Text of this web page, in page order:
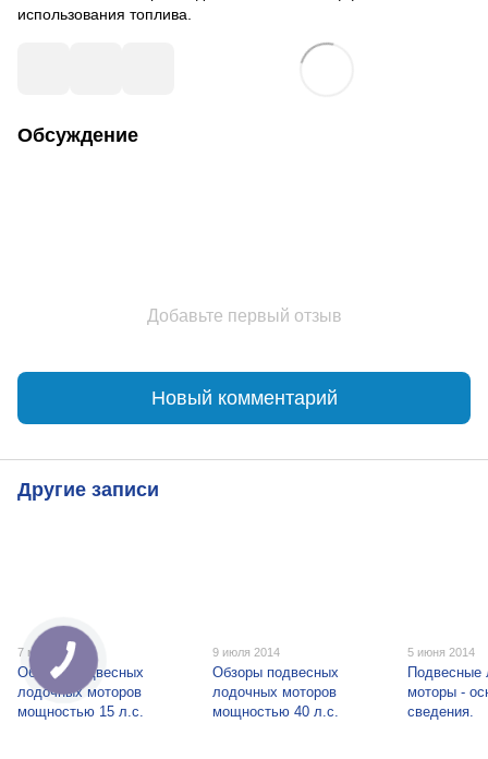
использования топлива.
Обсуждение
Добавьте первый отзыв
Новый комментарий
Другие записи
7 мая 2015
Обзоры подвесных
лодочных моторов
мощностью 15 л.с.
9 июля 2014
Обзоры подвесных
лодочных моторов
мощностью 40 л.с.
5 июня 2014
Подвесные
моторы -
сведения.